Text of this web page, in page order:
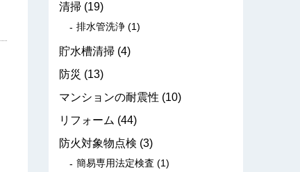
清掃 (19)
排水管洗浄 (1)
貯水槽清掃 (4)
防災 (13)
マンションの耐震性 (10)
リフォーム (44)
防火対象物点検 (3)
簡易専用法定検査 (1)